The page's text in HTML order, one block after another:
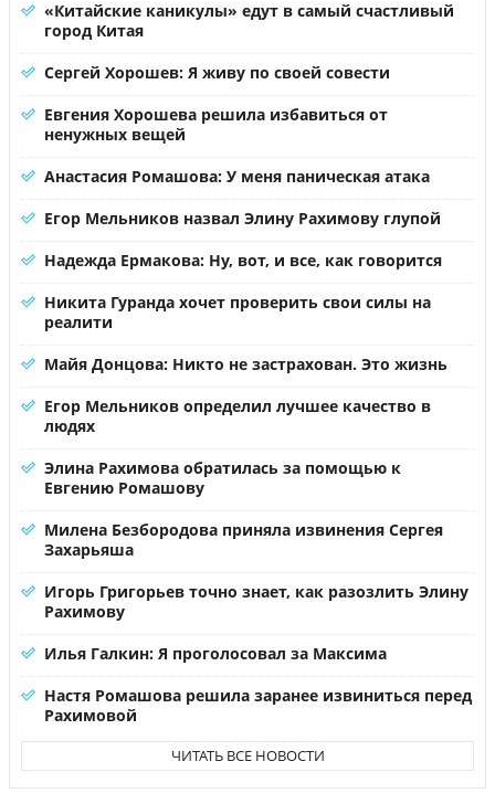
«Китайские каникулы» едут в самый счастливый
город Китая
Сергей Хорошев: Я живу по своей совести
Евгения Хорошева решила избавиться от
ненужных вещей
Анастасия Ромашова: У меня паническая атака
Егор Мельников назвал Элину Рахимову глупой
Надежда Ермакова: Ну, вот, и все, как говорится
Никита Гуранда хочет проверить свои силы на
реалити
Майя Донцова: Никто не застрахован. Это жизнь
Егор Мельников определил лучшее качество в
людях
Элина Рахимова обратилась за помощью к
Евгению Ромашову
Милена Безбородова приняла извинения Сергея
Захарьяша
Игорь Григорьев точно знает, как разозлить Элину
Рахимову
Илья Галкин: Я проголосовал за Максима
Настя Ромашова решила заранее извиниться перед
Рахимовой
ЧИТАТЬ ВСЕ НОВОСТИ